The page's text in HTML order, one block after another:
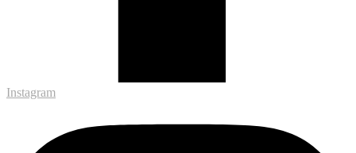
Instagram